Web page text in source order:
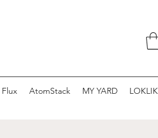
AtomStack MY YARD LOKLIK